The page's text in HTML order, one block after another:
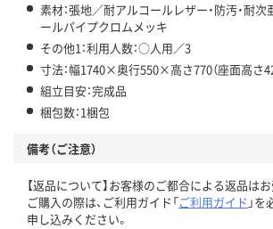
素材：張地／耐アルコールレザー・防汚・耐
ールパイプクロムメッキ
その他1：利用人数：○人用／3
寸法：幅1740×奥行550×高さ770（座面高さ
組立目安：完成品
梱包数：1梱包
備考（ご注意）
【返品について】お客様のご都合による返品は
ご購入の際は、ご利用ガイド「ご利用ガイド 」
申し込みください。